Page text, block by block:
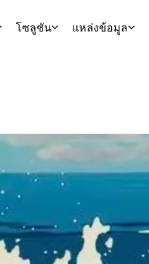
โซลูชัน แหล่งข้อมูล